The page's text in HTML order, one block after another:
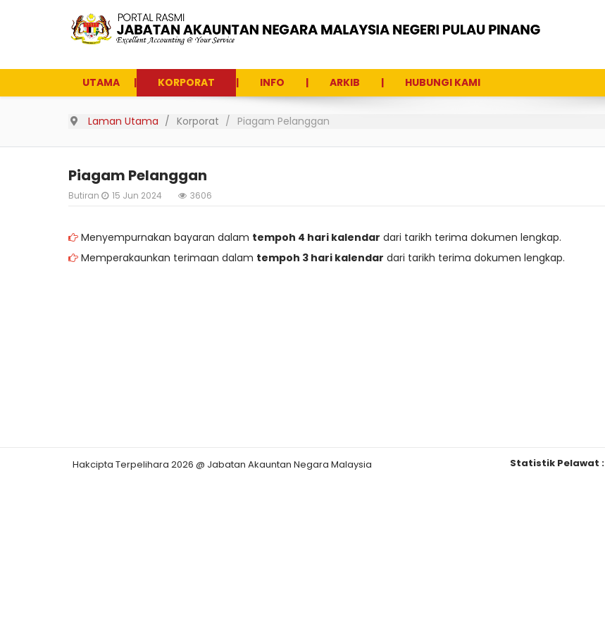
UTAMA KORPORAT INFO ARKIB HUBUNGI KAMI
Laman Utama Korporat Piagam Pelanggan
Piagam Pelanggan
Butiran 15 Jun 2024 3606
Menyempurnakan bayaran dalam tempoh 4 hari kalendar dari tarikh terima dokumen lengkap.
Memperakaunkan terimaan dalam tempoh 3 hari kalendar dari tarikh terima dokumen lengkap.
Hakcipta Terpelihara 2026 @ Jabatan Akauntan Negara Malaysia Statistik Pelawat :